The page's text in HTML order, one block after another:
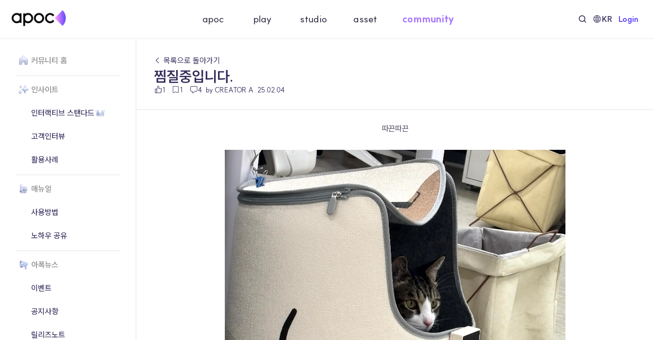
apoc play studio asset community KR Login
커뮤니티 홈
인사이트
인터랙티브 스탠다드
고객인터뷰
활용사례
매뉴얼
사용방법
노하우 공유
아폭뉴스
이벤트
공지사항
릴리즈노트
← 목록으로 돌아가기
찜질중입니다.
1 1 4 by CREATOR A 25.02.04
따끈따끈